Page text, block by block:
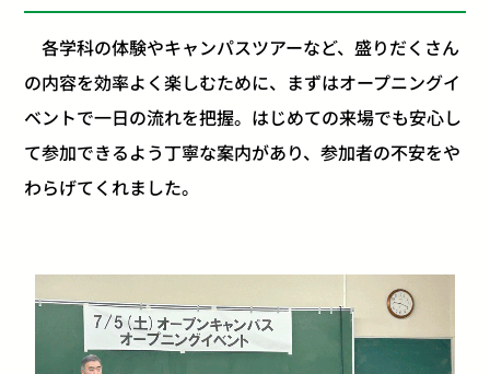
各学科の体験やキャンパスツアーなど、盛りだくさん
の内容を効率よく楽しむために、まずはオープニングイ
ベントで一日の流れを把握。はじめての来場でも安心し
て参加できるよう丁寧な案内があり、参加者の不安をや
わらげてくれました。